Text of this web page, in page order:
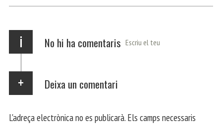
p m ei
i No hi ha comentaris Escriu el teu
Deixa un comentari
L'adreça electrònica no es publicarà. Els camps necessaris